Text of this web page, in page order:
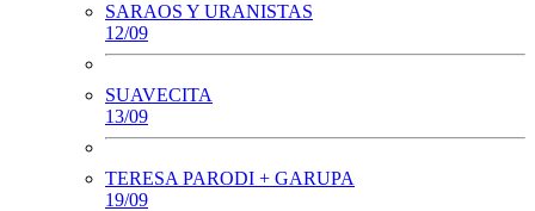
SARAOS Y URANISTAS
12/09
SUAVECITA
13/09
TERESA PARODI + GARUPA
19/09